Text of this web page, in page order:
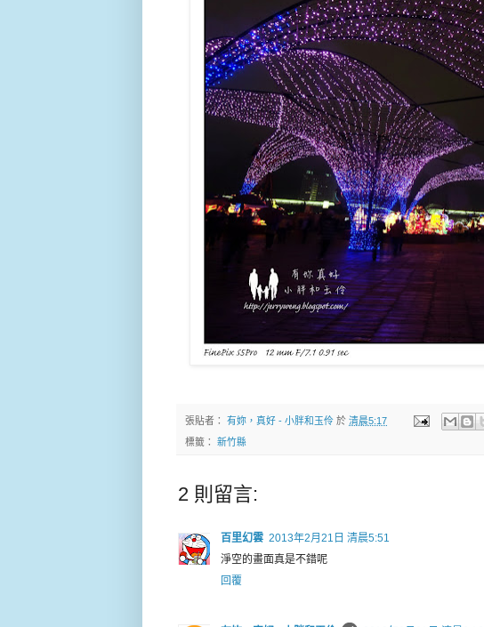
張貼者： 有妳，真好 - 小胖和玉伶 於 清晨5:17
標籤： 新竹縣
2 則留言:
百里幻雲 2013年2月21日 清晨5:51
淨空的畫面真是不錯呢
回覆